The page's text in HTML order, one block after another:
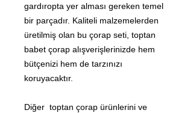
gardıropta yer alması gereken temel
bir parçadır. Kaliteli malzemelerden
üretilmiş olan bu çorap seti, toptan
babet çorap alışverişlerinizde hem
bütçenizi hem de tarzınızı
koruyacaktır.
Diğer toptan çorap ürünlerini ve